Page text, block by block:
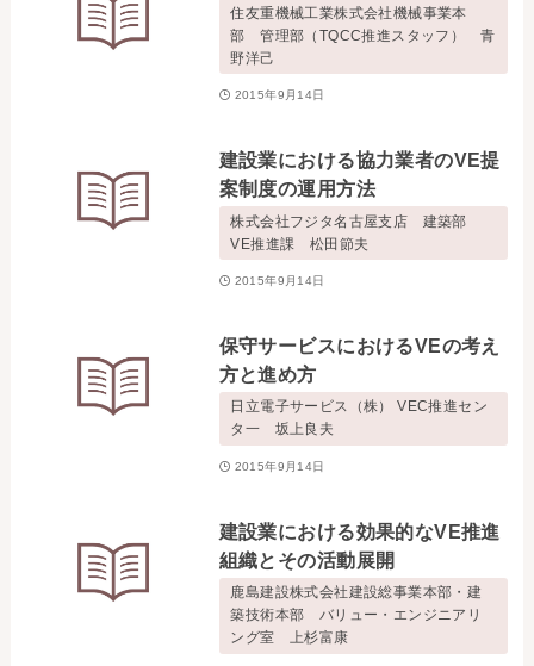
住友重機械工業株式会社機械事業本
部 管理部（TQCC推進スタッフ） 青
野洋己
2015年9月14日
建設業における協力業者のVE提
案制度の運用方法
株式会社フジタ名古屋支店 建築部
VE推進課 松田節夫
2015年9月14日
保守サービスにおけるVEの考え
方と進め方
日立電子サービス（株） VEC推進セン
タ一 坂上良夫
2015年9月14日
建設業における効果的なVE推進
組織とその活動展開
鹿島建設株式会社建設総事業本部・建
築技術本部 バリュー・エンジニアリ
ング室 上杉富康